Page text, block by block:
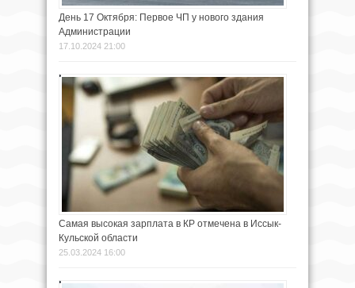
День 17 Октября: Первое ЧП у нового здания
Администрации
17.10.2024 21:00
Самая высокая зарплата в КР отмечена в Иссык-
Кульской области
25.03.2024 16:00